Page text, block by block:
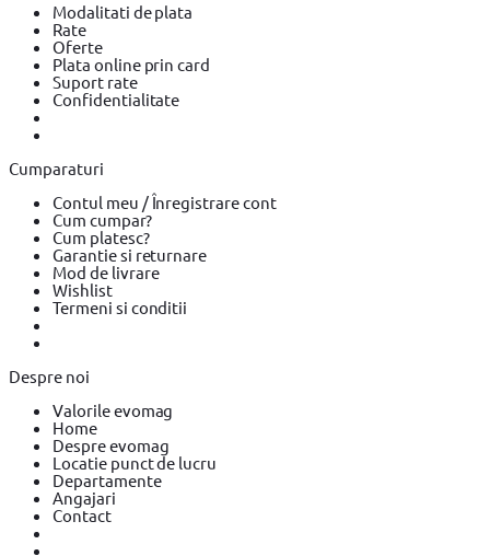
electric YATOMasini de frezat
de frezat DeWALT
Rindea electrica Makita
Suflanta aer cald BOSCHPlaci compactoare & Ciocan demolator
Placi compactoare & Ciocan demolator BOSCH
compactoare & Ciocan demolator Makita
electrice
electrice DeWALT
Echipamente de protectie
Echipamente de protectie YATO
Cynel Surubelnita electricaSurubelnita electrica BOSCH
Surubelnita electrica Heinner
Modalitati de plata
Rate
Oferte
Plata online prin card
Suport rate
Confidentialitate
Cumparaturi
Contul meu / Înregistrare cont
Cum cumpar?
Cum platesc?
Garantie si returnare
Mod de livrare
Wishlist
Termeni si conditii
Despre noi
Valorile evomag
Home
Despre evomag
Locatie punct de lucru
Departamente
Angajari
Contact